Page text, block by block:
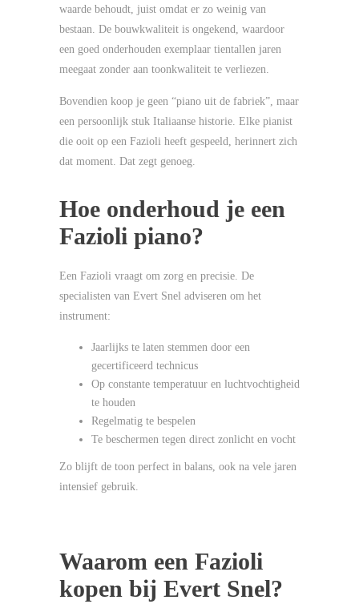
waarde behoudt, juist omdat er zo weinig van
bestaan. De bouwkwaliteit is ongekend, waardoor
een goed onderhouden exemplaar tientallen jaren
meegaat zonder aan toonkwaliteit te verliezen.
Bovendien koop je geen “piano uit de fabriek”, maar
een persoonlijk stuk Italiaanse historie. Elke pianist
die ooit op een Fazioli heeft gespeeld, herinnert zich
dat moment. Dat zegt genoeg.
Hoe onderhoud je een
Fazioli piano?
Een Fazioli vraagt om zorg en precisie. De
specialisten van Evert Snel adviseren om het
instrument:
Jaarlijks te laten stemmen door een
gecertificeerd technicus
Op constante temperatuur en luchtvochtigheid
te houden
Regelmatig te bespelen
Te beschermen tegen direct zonlicht en vocht
Zo blijft de toon perfect in balans, ook na vele jaren
intensief gebruik.
Waarom een Fazioli
kopen bij Evert Snel?